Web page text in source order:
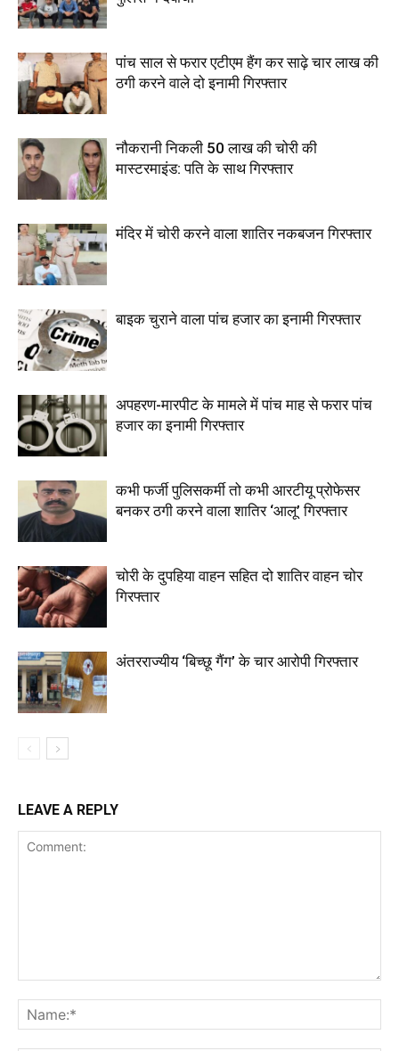
पांच साल से फरार एटीएम हैंग कर साढ़े चार लाख की
ठगी करने वाले दो इनामी गिरफ्तार
नौकरानी निकली 50 लाख की चोरी की
मास्टरमाइंड: पति के साथ गिरफ्तार
मंदिर में चोरी करने वाला शातिर नकबजन गिरफ्तार
बाइक चुराने वाला पांच हजार का इनामी गिरफ्तार
अपहरण-मारपीट के मामले में पांच माह से फरार पांच
हजार का इनामी गिरफ्तार
कभी फर्जी पुलिसकर्मी तो कभी आरटीयू प्रोफेसर
बनकर ठगी करने वाला शातिर ‘आलू’ गिरफ्तार
चोरी के दुपहिया वाहन सहित दो शातिर वाहन चोर
गिरफ्तार
अंतरराज्यीय ‘बिच्छू गैंग’ के चार आरोपी गिरफ्तार
LEAVE A REPLY